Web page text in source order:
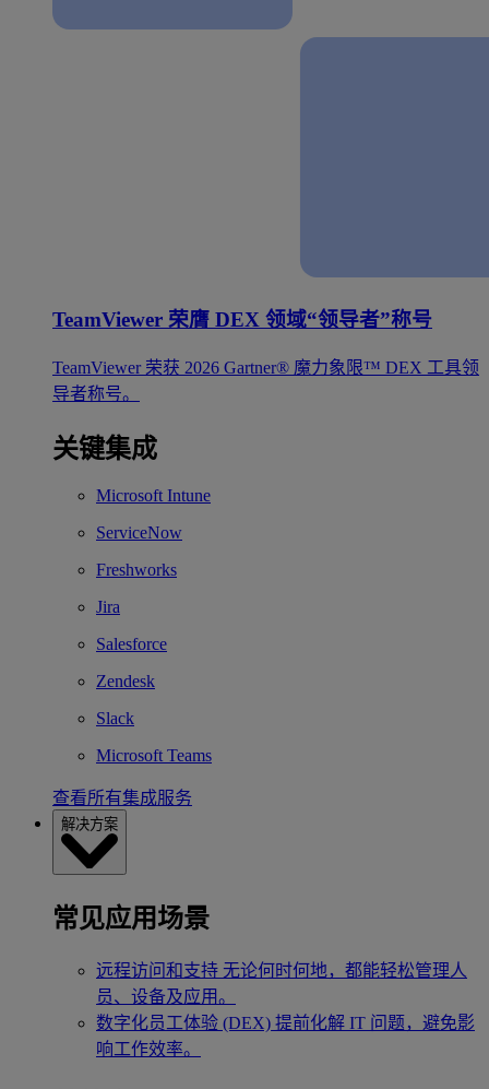
TeamViewer 荣膺 DEX 领域“领导者”称号
TeamViewer 荣获 2026 Gartner® 魔力象限™ DEX 工具领
导者称号。
关键集成
Microsoft Intune
ServiceNow
Freshworks
Jira
Salesforce
Zendesk
Slack
Microsoft Teams
查看所有集成服务
解决方案
常见应用场景
远程访问和支持 无论何时何地，都能轻松管理人
员、设备及应用。
数字化员工体验 (DEX) 提前化解 IT 问题，避免影
响工作效率。